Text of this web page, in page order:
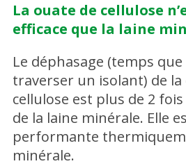
La ouate de cellulose
efficace que la laine
Le déphasage (temps
traverser un isolant) de la
cellulose est plus de 2
de la laine minérale. Elle
performante
minérale.